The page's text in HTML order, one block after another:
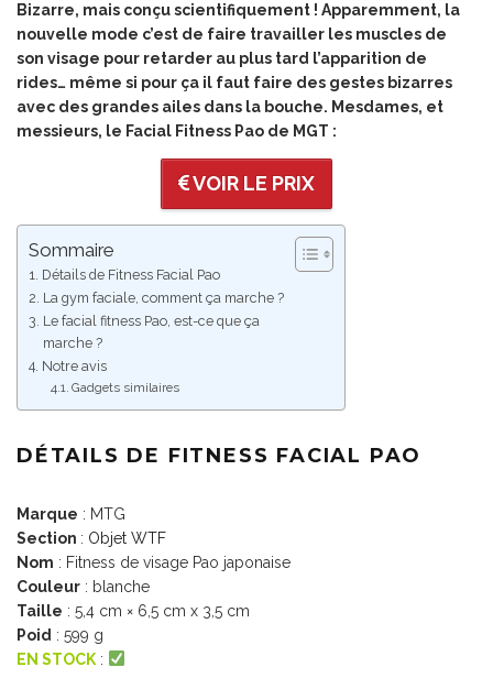
Bizarre, mais conçu scientifiquement ! Apparemment, la
nouvelle mode c’est de faire travailler les muscles de
son visage pour retarder au plus tard l’apparition de
rides… même si pour ça il faut faire des gestes bizarres
avec des grandes ailes dans la bouche. Mesdames, et
messieurs, le Facial Fitness Pao de MGT :
VOIR LE PRIX
Sommaire
Détails de Fitness Facial Pao
La gym faciale, comment ça marche ?
Le facial fitness Pao, est-ce que ça
marche ?
Notre avis
Gadgets similaires
DÉTAILS DE FITNESS FACIAL PAO
Marque : MTG
Section : Objet WTF
Nom : Fitness de visage Pao japonaise
Couleur : blanche
Taille : 5,4 cm × 6,5 cm x 3,5 cm
Poid : 599 g
EN STOCK :